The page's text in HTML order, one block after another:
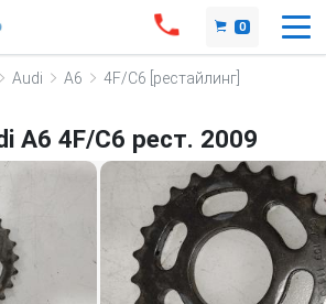
0
Audi A6
4F/C6 [рестайлинг]
A6 4F/C6 рест. 2009